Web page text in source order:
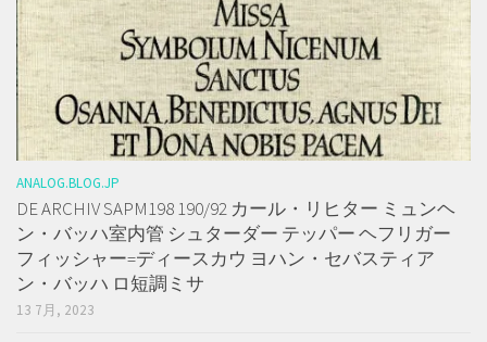
ANALOG.BLOG.JP
DE ARCHIV SAPM198 190/92 カール・リヒター ミュンヘ
ン・バッハ室内管 シュターダー テッパー ヘフリガー
フィッシャー=ディースカウ ヨハン・セバスティア
ン・バッハ ロ短調ミサ
13 7月, 2023